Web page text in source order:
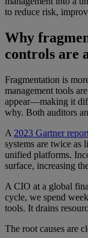
to reduce risk,
Why
controls are
Fragmentation is
management tools
appear—making it
why. Both auditors
A 2023 Gartner
systems are twice as
unified platforms.
surface, increasing
A CIO at a global
cycle, we spend
tools. It drains
The root causes are